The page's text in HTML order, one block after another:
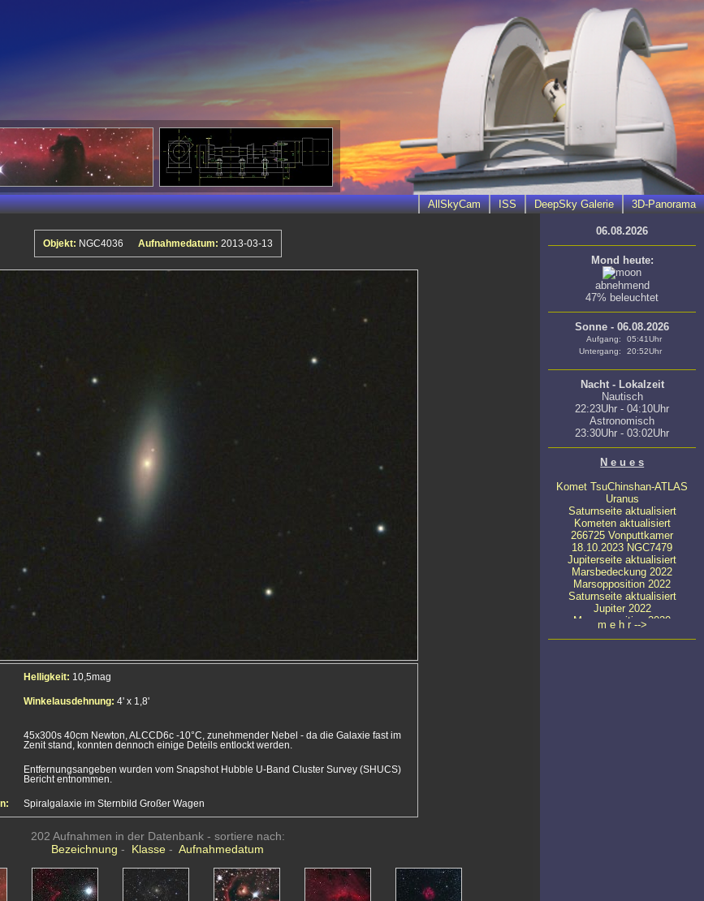
3D-Panorama
DeepSky Galerie
ISS
AllSkyCam
Objekt: NGC4036 Aufnahmedatum: 2013-03-13
Helligkeit: 10,5mag
Winkelausdehnung: 4' x 1,8'
45x300s 40cm Newton, ALCCD6c -10°C, zunehmender Nebel - da die Galaxie fast im
Zenit stand, konnten dennoch einige Deteils entlockt werden.
Entfernungsangeben wurden vom Snapshot Hubble U-Band Cluster Survey (SHUCS)
Bericht entnommen.
Spiralgalaxie im Sternbild Großer Wagen
202 Aufnahmen in der Datenbank - sortiere nach:
Bezeichnung - Klasse -Aufnahmedatum
06.08.2026
Mond heute:
abnehmend
47% beleuchtet
Sonne - 06.08.2026
Aufgang:
05:41Uhr
Untergang:
20:52Uhr
Nacht - Lokalzeit
Nautisch
22:23Uhr - 04:10Uhr
Astronomisch
23:30Uhr - 03:02Uhr
N e u e s
Komet TsuChinshan-ATLAS
Uranus
Saturnseite aktualisiert
Kometen aktualisiert
266725 Vonputtkamer
18.10.2023 NGC7479
Jupiterseite aktualisiert
Marsbedeckung 2022
Marsopposition 2022
Saturnseite aktualisiert
Jupiter 2022
Marsopposition 2020
m e h r -->